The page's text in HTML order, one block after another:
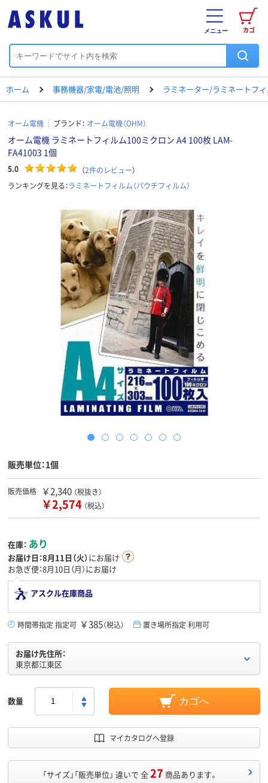
カゴ
メニュー
ホーム 事務機器/家電/電池/照明 ラミネーター/ラミネートフ
オーム電機 ブランド： オーム電機（OHM）
オーム電機 ラミネートフィルム100ミクロン A4 100枚 LAM-
FA41003 1個
5.0 （2件のレビュー）
ランキングを見る：ラミネートフィルム（パウチフィルム）
販売単位：1個
販売価格 ￥2,340 （税抜き）
￥2,574 （税込）
在庫： あり
お届け日：8月11日（火）にお届け
お急ぎ便：8月10日（月）にお届け
アスクル在庫商品
時間帯指定 指定可 ￥385（税込） 置き場所指定 利用可
お届け先住所：
東京都江東区
数量 カゴへ
マイカタログへ登録
「サイズ」「販売単位」 違いで 全27 商品あります。